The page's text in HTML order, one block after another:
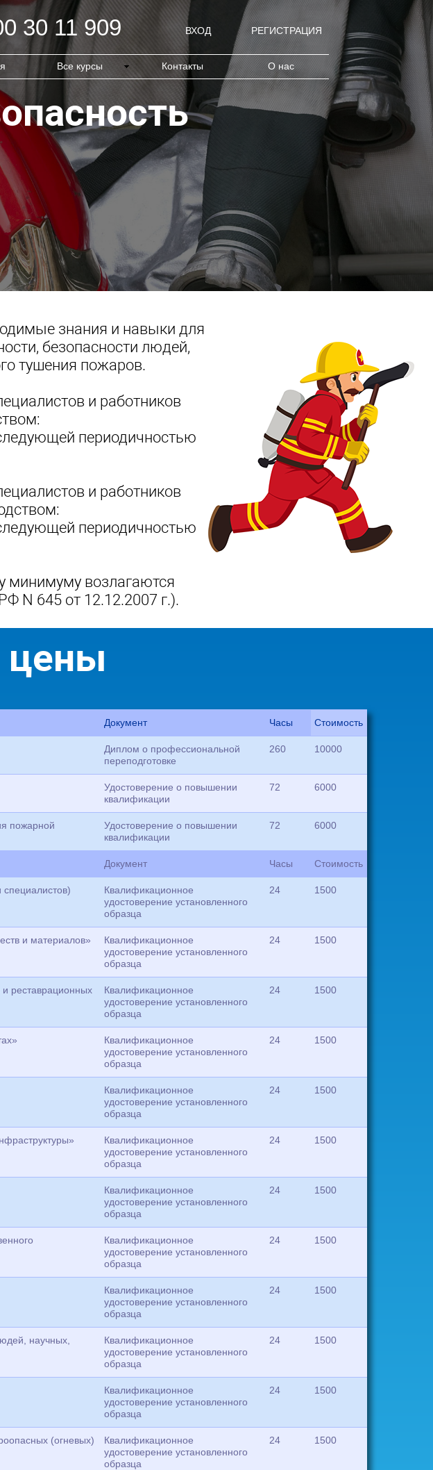
30 11 909 ВХОД РЕГИСТРАЦИЯ
Все курсы Контакты О нас
знания и навыки для
безопасности людей,
тушения пожаров.
и работников
периодичностью
и работников
периодичностью
минимуму возлагаются
N 645 от 12.12.2007 г.).
цены
Документ Часы Стоимость
Диплом о профессиональной
переподготовке
260 10000
Удостоверение о повышении
квалификации
72 6000
пожарной
Удостоверение о повышении
квалификации
72 6000
Документ Часы Стоимость
Квалификационное
удостоверение установленного
образца
24 1500
и материалов»
Квалификационное
удостоверение установленного
образца
24 1500
реставрационных
Квалификационное
удостоверение установленного
образца
24 1500
Квалификационное
удостоверение установленного
образца
24 1500
Квалификационное
удостоверение установленного
образца
24 1500
Квалификационное
удостоверение установленного
образца
24 1500
Квалификационное
удостоверение установленного
образца
24 1500
Квалификационное
удостоверение установленного
образца
24 1500
Квалификационное
удостоверение установленного
образца
24 1500
научных,
Квалификационное
удостоверение установленного
образца
24 1500
Квалификационное
удостоверение установленного
образца
24 1500
(огневых)
Квалификационное
удостоверение установленного
образца
24 1500